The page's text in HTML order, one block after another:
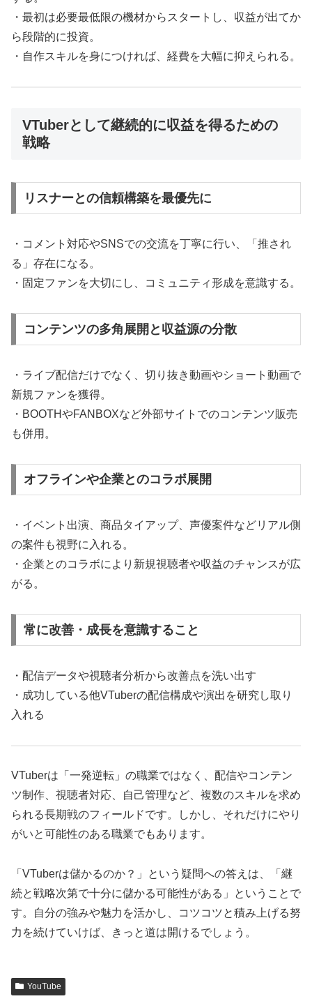
・最初は必要最低限の機材からスタートし、収益が出てか
ら段階的に投資。
・自作スキルを身につければ、経費を大幅に抑えられる。
VTuberとして継続的に収益を得るための
戦略
リスナーとの信頼構築を最優先に
・コメント対応やSNSでの交流を丁寧に行い、「推され
る」存在になる。
・固定ファンを大切にし、コミュニティ形成を意識する。
コンテンツの多角展開と収益源の分散
・ライブ配信だけでなく、切り抜き動画やショート動画で
新規ファンを獲得。
・BOOTHやFANBOXなど外部サイトでのコンテンツ販売
も併用。
オフラインや企業とのコラボ展開
・イベント出演、商品タイアップ、声優案件などリアル側
の案件も視野に入れる。
・企業とのコラボにより新規視聴者や収益のチャンスが広
がる。
常に改善・成長を意識すること
・配信データや視聴者分析から改善点を洗い出す
・成功している他VTuberの配信構成や演出を研究し取り
入れる
VTuberは「一発逆転」の職業ではなく、配信やコンテン
ツ制作、視聴者対応、自己管理など、複数のスキルを求め
られる長期戦のフィールドです。しかし、それだけにやり
がいと可能性のある職業でもあります。
「VTuberは儲かるのか？」という疑問への答えは、「継
続と戦略次第で十分に儲かる可能性がある」ということで
す。自分の強みや魅力を活かし、コツコツと積み上げる努
力を続けていけば、きっと道は開けるでしょう。
YouTube